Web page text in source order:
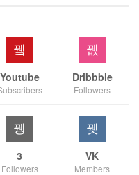
Youtube Dribbble
Followers
3
Followers
VK
Members